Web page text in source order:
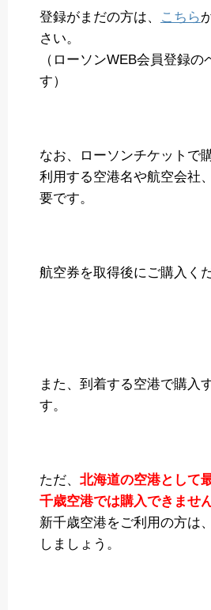
登録がまだの方は、 こちら
さい。
（ローソンWEB会員登録の
す）
なお、ローソンチケットで
利用する空港名や航空会社
要です。
航空券を取得後にご購入く
また、到着する空港で購入
す。
ただ、 北海道の空港として
千歳空港では購入できませ
新千歳空港をご利用の方は、
しましょう。